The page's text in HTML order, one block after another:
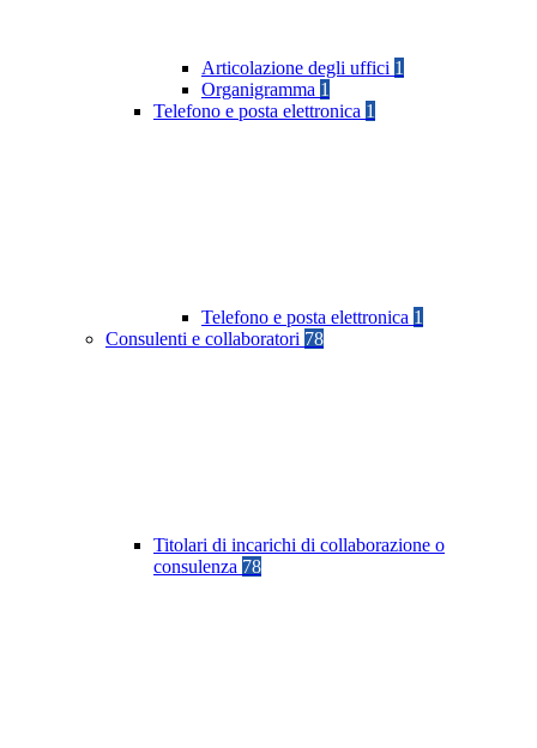
Articolazione degli uffici 1
Organigramma 1
Telefono e posta elettronica 1
Telefono e posta elettronica 1
Consulenti e collaboratori 78
Titolari di incarichi di collaborazione o
consulenza 78